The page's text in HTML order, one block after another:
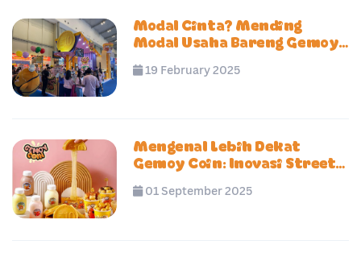
Modal Cinta? Mending
Modal Usaha Bareng Gemoy
19 February 2025
Mengenal Lebih Dekat
Gemoy Coin: Inovasi Street
01 September 2025